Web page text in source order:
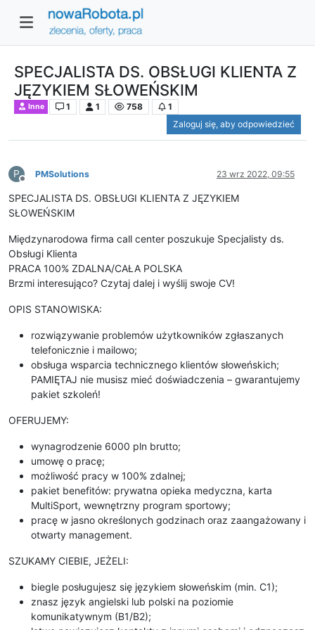
SPECJALISTA DS. OBSŁUGI KLIENTA Z
JĘZYKIEM SŁOWEŃSKIM
Inne 1 1 758
1
Zaloguj się, aby odpowiedzieć
P
Niedostępny
PMSolutions 23 wrz 2022, 09:55
SPECJALISTA DS. OBSŁUGI KLIENTA Z JĘZYKIEM
SŁOWEŃSKIM
Międzynarodowa firma call center poszukuje Specjalisty ds.
Obsługi Klienta
PRACA 100% ZDALNA/CAŁA POLSKA
Brzmi interesująco? Czytaj dalej i wyślij swoje CV!
OPIS STANOWISKA:
rozwiązywanie problemów użytkowników zgłaszanych
telefonicznie i mailowo;
obsługa wsparcia technicznego klientów słoweńskich;
PAMIĘTAJ nie musisz mieć doświadczenia – gwarantujemy
pakiet szkoleń!
OFERUJEMY:
wynagrodzenie 6000 pln brutto;
umowę o pracę;
możliwość pracy w 100% zdalnej;
pakiet benefitów: prywatna opieka medyczna, karta
MultiSport, wewnętrzny program sportowy;
pracę w jasno określonych godzinach oraz zaangażowany i
otwarty management.
SZUKAMY CIEBIE, JEŻELI:
biegle posługujesz się językiem słoweńskim (min. C1);
znasz język angielski lub polski na poziomie
komunikatywnym (B1/B2);